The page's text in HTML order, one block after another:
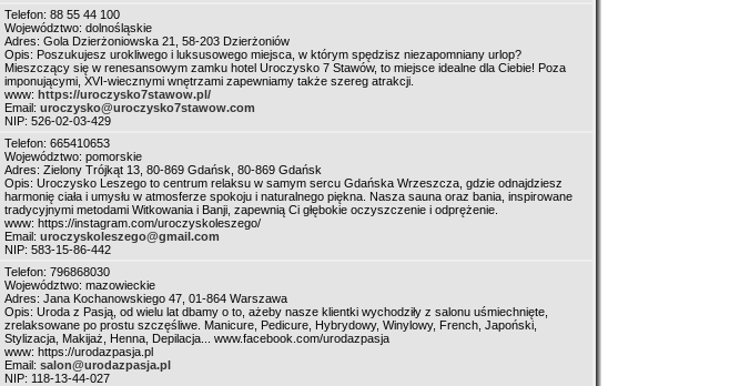
Telefon: 88 55 44 100
Województwo: dolnośląskie
Adres: Gola Dzierżoniowska 21, 58-203 Dzierżoniów
Opis: Poszukujesz urokliwego i luksusowego miejsca, w którym spędzisz niezapomniany urlop?
Mieszczący się w renesansowym zamku hotel Uroczysko 7 Stawów, to miejsce idealne dla Ciebie! Poza
imponującymi, XVI-wiecznymi wnętrzami zapewniamy także szereg atrakcji.
www: https://uroczysko7stawow.pl/
Email: uroczysko@uroczysko7stawow.com
NIP: 526-02-03-429
Telefon: 665410653
Województwo: pomorskie
Adres: Zielony Trójkąt 13, 80-869 Gdańsk, 80-869 Gdańsk
Opis: Uroczysko Leszego to centrum relaksu w samym sercu Gdańska Wrzeszcza, gdzie odnajdziesz
harmonię ciała i umysłu w atmosferze spokoju i naturalnego piękna. Nasza sauna oraz bania, inspirowane
tradycyjnymi metodami Witkowania i Banji, zapewnią Ci głębokie oczyszczenie i odprężenie.
www: https://instagram.com/uroczyskoleszego/
Email: uroczyskoleszego@gmail.com
NIP: 583-15-86-442
Telefon: 796868030
Województwo: mazowieckie
Adres: Jana Kochanowskiego 47, 01-864 Warszawa
Opis: Uroda z Pasją, od wielu lat dbamy o to, ażeby nasze klientki wychodziły z salonu uśmiechnięte,
zrelaksowane po prostu szczęśliwe. Manicure, Pedicure, Hybrydowy, Winylowy, French, Japoński,
Stylizacja, Makijaż, Henna, Depilacja... www.facebook.com/urodazpasja
www: https://urodazpasja.pl
Email: salon@urodazpasja.pl
NIP: 118-13-44-027